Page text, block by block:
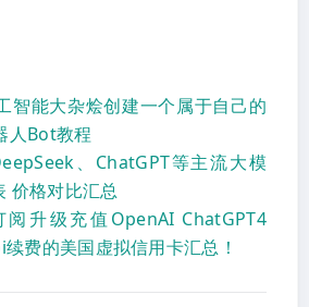
智能大杂烩创建一个属于自己的
人Bot教程
、ChatGPT等主流大模
价格对比汇总
升级充值OpenAI ChatGPT4
费的美国虚拟信用卡汇总！